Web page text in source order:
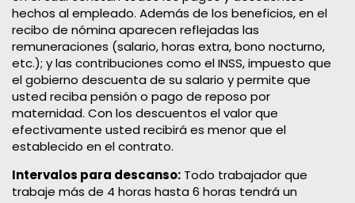
hechos al empleado. Además de los beneficios, en el
recibo de nómina aparecen reflejadas las
remuneraciones (salario, horas extra, bono nocturno,
etc.); y las contribuciones como el INSS, impuesto que
el gobierno descuenta de su salario y permite que
usted reciba pensión o pago de reposo por
maternidad. Con los descuentos el valor que
efectivamente usted recibirá es menor que el
establecido en el contrato.
Intervalos para descanso: Todo trabajador que
trabaje más de 4 horas hasta 6 horas tendrá un